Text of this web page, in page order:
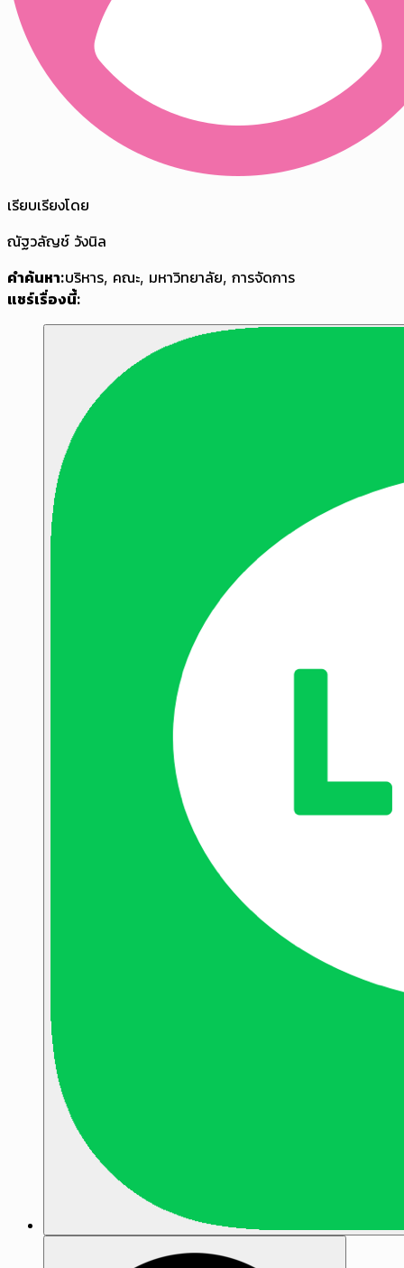
เรียบเรียงโดย
ณัฐวลัญช์ วังนิล
คำค้นหา:บริหาร, คณะ, มหาวิทยาลัย, การจัดการ
แชร์เรื่องนี้: